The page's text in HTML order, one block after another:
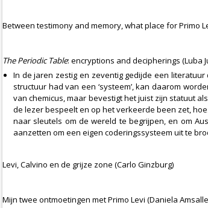
Between testimony and memory, what place for Primo
The Periodic Table: encryptions and decipherings (Luba
In de jaren zestig en zeventig gedijde een
structuur had van een ‘systeem’, kan daarom
van chemicus, maar bevestigt het juist zijn statuut
de lezer bespeelt en op het verkeerde been zet,
naar sleutels om de wereld te begrijpen, en om
aanzetten om een eigen coderingssysteem uit te
Levi, Calvino en de grijze zone (Carlo Ginzburg)
Mijn twee ontmoetingen met Primo Levi (Daniela